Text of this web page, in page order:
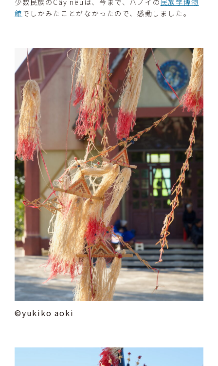
少数民族のCây nêuは、今まで、ハノイの 民族学博物
館でしかみたことがなかったので、感動しました。
©yukiko aoki